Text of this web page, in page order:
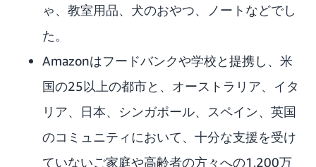
ゃ、教室用品、犬のおやつ、ノートなどでし
た。
Amazonはフードバンクや学校と提携し、米
国の25以上の都市と、オーストラリア、イタ
リア、日本、シンガポール、スペイン、英国
のコミュニティにおいて、十分な支援を受け
ていないご家庭や高齢者の方々への1,200万